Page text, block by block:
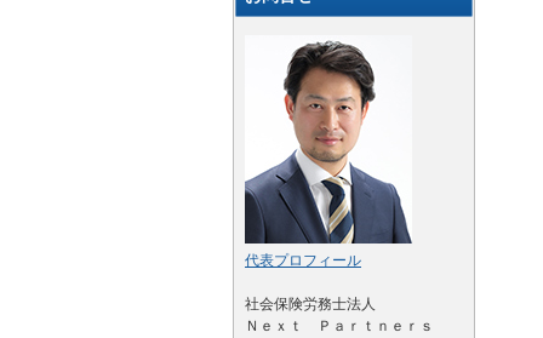
代表プロフィール
社会保険労務士法人
Ｎｅｘｔ Ｐａｒｔｎｅｒｓ